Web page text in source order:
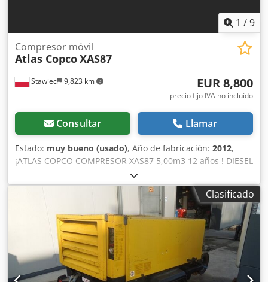
1 /9
Stawiec 9,823 km
Compresor móvil
Atlas CopcoXAS87
EUR 8,800
precio fijo IVA no incluído
Consultar Llamar
Estado: muy bueno (usado), Año de fabricación: 2012,
¡ATLAS COPCO COMPRESOR XAS87 5,00m3 12 años ! DIESEL
compresor ATLAS COPCO XAS87 máquina después del
servicio Djdpotyk Taefx Abusck Datos técnicos: capacidad
5.00 m3/min; presión de trabajo 7 Bar; año de producción
2012; motor; KUBOTA ¡¡¡kilometraje 1397h!!! compresor
totalmente operativo, listo para trabajar, damos una
garantía precio neto: 37800 zł precio bruto: 46494 zł A
continuación se muestra un enlace a un vídeo que
muestra cómo funciona la máquina
Clasificado